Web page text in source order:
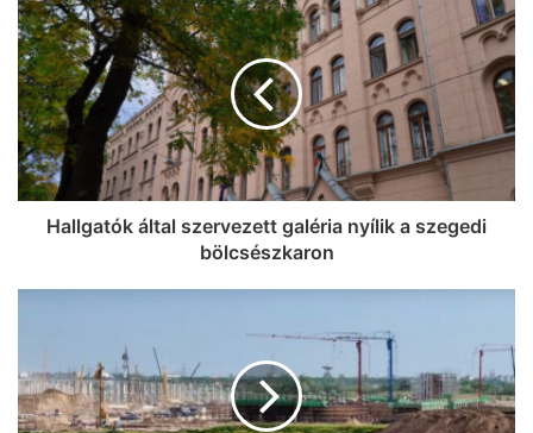
Hallgatók által szervezett galéria nyílik a szegedi
bölcsészkaron